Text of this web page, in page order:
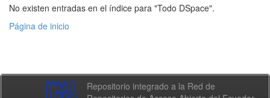
No existen entradas en el índice para "Todo DSpace".
Página de inicio
Repositorio integrado a la Red de